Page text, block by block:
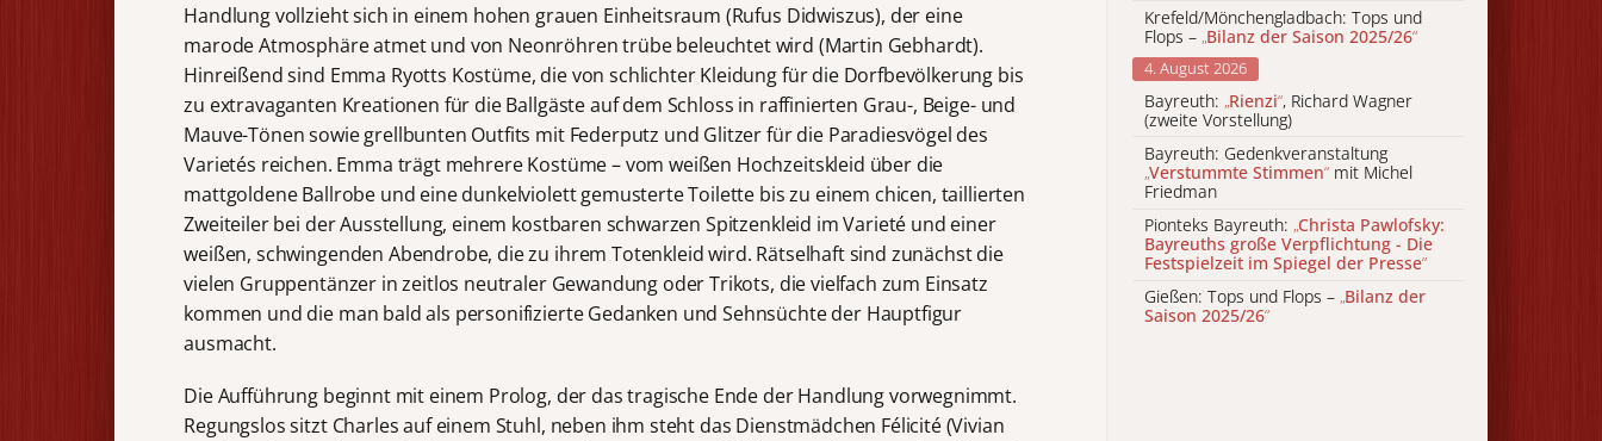
Handlung vollzieht sich in einem hohen grauen Einheitsraum (Rufus Didwiszus), der eine
marode Atmosphäre atmet und von Neonröhren trübe beleuchtet wird (Martin Gebhardt).
Hinreißend sind Emma Ryotts Kostüme, die von schlichter Kleidung für die Dorfbevölkerung bis
zu extravaganten Kreationen für die Ballgäste auf dem Schloss in raffinierten Grau-, Beige- und
Mauve-Tönen sowie grellbunten Outfits mit Federputz und Glitzer für die Paradiesvögel des
Varietés reichen. Emma trägt mehrere Kostüme – vom weißen Hochzeitskleid über die
mattgoldene Ballrobe und eine dunkelviolett gemusterte Toilette bis zu einem chicen, taillierten
Zweiteiler bei der Ausstellung, einem kostbaren schwarzen Spitzenkleid im Varieté und einer
weißen, schwingenden Abendrobe, die zu ihrem Totenkleid wird. Rätselhaft sind zunächst die
vielen Gruppentänzer in zeitlos neutraler Gewandung oder Trikots, die vielfach zum Einsatz
kommen und die man bald als personifizierte Gedanken und Sehnsüchte der Hauptfigur
ausmacht.
Die Aufführung beginnt mit einem Prolog, der das tragische Ende der Handlung vorwegnimmt.
Regungslos sitzt Charles auf einem Stuhl, neben ihm steht das Dienstmädchen Félicité (Vivian
Krefeld/Mönchengladbach: Tops und
Flops – „Bilanz der Saison 2025/26“
4. August 2026
Bayreuth: „Rienzi“, Richard Wagner
(zweite Vorstellung)
Bayreuth: Gedenkveranstaltung
„Verstummte Stimmen“ mit Michel
Friedman
Pionteks Bayreuth: „Christa Pawlofsky:
Bayreuths große Verpflichtung - Die
Festspielzeit im Spiegel der Presse“
Gießen: Tops und Flops – „Bilanz der
Saison 2025/26“